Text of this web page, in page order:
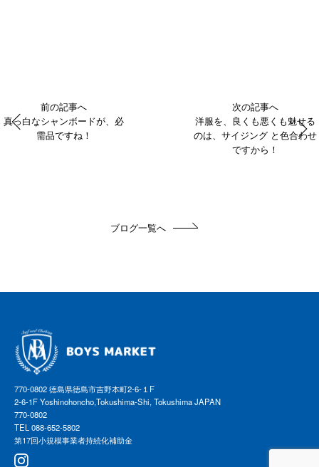
前の記事へ
真っ白なシャンボードが、必
需品ですね！
次の記事へ
洋服を、良くも悪くも魅せる
のは、サイジング と色合わせ
ですから！
ブログ一覧へ
770-0802 徳島県徳島市吉野本町2-6-１F
2-6-1F Yoshinohoncho,Tokushima-Shi, Tokushima JAPAN
770-0802
TEL 088-652-5802
第17回小規模事業者持続化補助金